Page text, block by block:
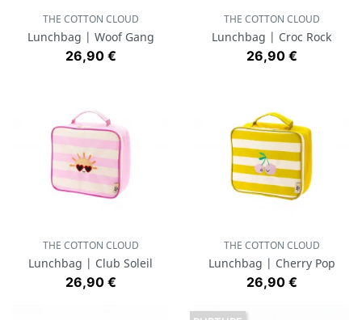
THE COTTON CLOUD
Lunchbag | Woof Gang
Prix
26,90 €
THE COTTON CLOUD
Lunchbag | Croc Rock
Prix
26,90 €
THE COTTON CLOUD
Lunchbag | Club Soleil
Prix
26,90 €
THE COTTON CLOUD
Lunchbag | Cherry Pop
Prix
26,90 €